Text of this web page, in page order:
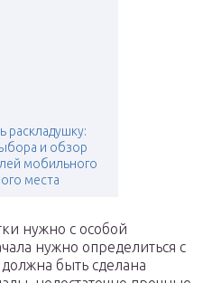
раскладушку:
и обзор
мобильного
места
нужно с особой
нужно определиться с
быть сделана